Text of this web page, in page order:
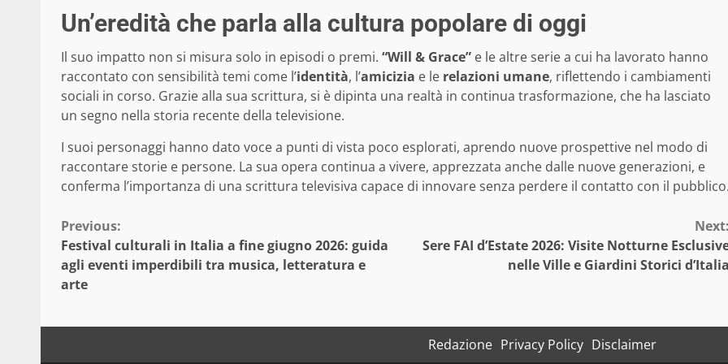
Un’eredità che parla alla cultura popolare di oggi
Il suo impatto non si misura solo in episodi o premi. “Will & Grace” e le altre serie a cui ha lavorato hanno
raccontato con sensibilità temi come l’identità, l’amicizia e le relazioni umane, riflettendo i cambiamenti
sociali in corso. Grazie alla sua scrittura, si è dipinta una realtà in continua trasformazione, che ha lasciato
un segno nella storia recente della televisione.
I suoi personaggi hanno dato voce a punti di vista poco esplorati, aprendo nuove prospettive nel modo di
raccontare storie e persone. La sua opera continua a vivere, apprezzata anche dalle nuove generazioni, e
conferma l’importanza di una scrittura televisiva capace di innovare senza perdere il contatto con il pubblico.
Continue
Reading
Previous:
Festival culturali in Italia a fine giugno 2026: guida
agli eventi imperdibili tra musica, letteratura e
arte
Next:
Sere FAI d’Estate 2026: Visite Notturne
nelle Ville e Giardini Storici d’Italia
Redazione Privacy Policy Disclaimer